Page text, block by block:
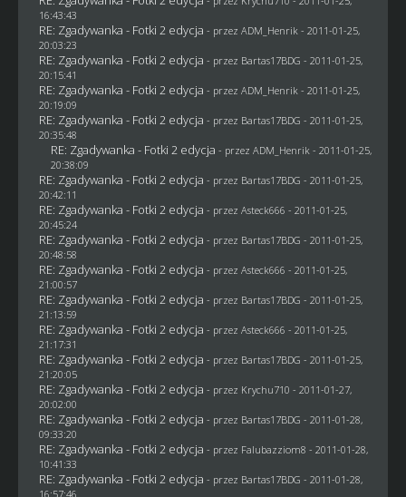
16:43:43
RE: Zgadywanka - Fotki 2 edycja - przez ADM_Henrik - 2011-01-25,
20:03:23
RE: Zgadywanka - Fotki 2 edycja - przez Bartas17BDG - 2011-01-25,
20:15:41
RE: Zgadywanka - Fotki 2 edycja - przez ADM_Henrik - 2011-01-25,
20:19:09
RE: Zgadywanka - Fotki 2 edycja - przez Bartas17BDG - 2011-01-25,
20:35:48
RE: Zgadywanka - Fotki 2 edycja - przez ADM_Henrik - 2011-01-25,
20:38:09
RE: Zgadywanka - Fotki 2 edycja - przez Bartas17BDG - 2011-01-25,
20:42:11
RE: Zgadywanka - Fotki 2 edycja - przez Asteck666 - 2011-01-25,
20:45:24
RE: Zgadywanka - Fotki 2 edycja - przez Bartas17BDG - 2011-01-25,
20:48:58
RE: Zgadywanka - Fotki 2 edycja - przez Asteck666 - 2011-01-25,
21:00:57
RE: Zgadywanka - Fotki 2 edycja - przez Bartas17BDG - 2011-01-25,
21:13:59
RE: Zgadywanka - Fotki 2 edycja - przez Asteck666 - 2011-01-25,
21:17:31
RE: Zgadywanka - Fotki 2 edycja - przez Bartas17BDG - 2011-01-25,
21:20:05
RE: Zgadywanka - Fotki 2 edycja - przez Krychu710 - 2011-01-27,
20:02:00
RE: Zgadywanka - Fotki 2 edycja - przez Bartas17BDG - 2011-01-28,
09:33:20
RE: Zgadywanka - Fotki 2 edycja - przez Falubazziom8 - 2011-01-28,
10:41:33
RE: Zgadywanka - Fotki 2 edycja - przez Bartas17BDG - 2011-01-28,
16:57:46